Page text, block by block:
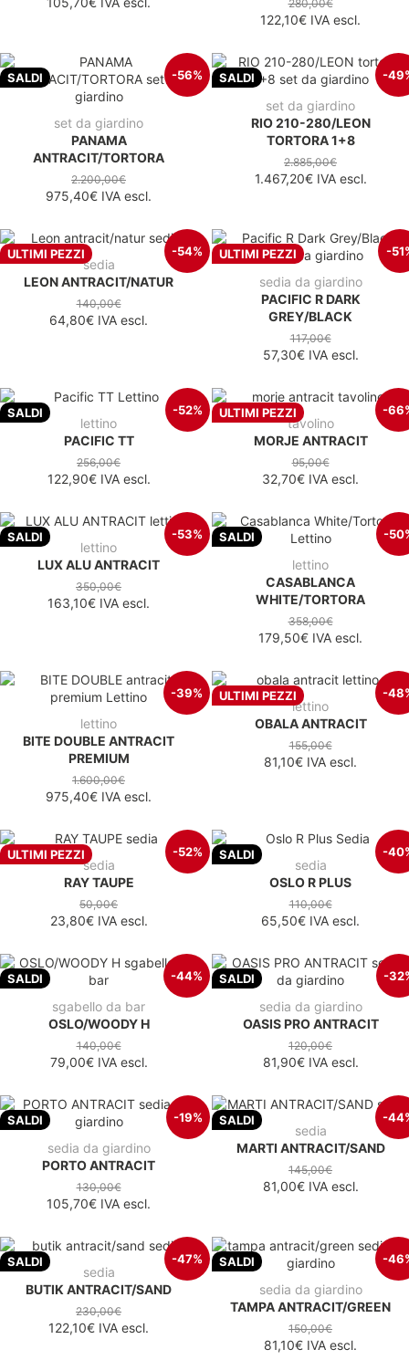
280,00€
122,10€ IVA escl.
SALDI -56%
set da giardino
PANAMA
ANTRACIT/TORTORA
2.200,00€
975,40€ IVA escl.
SALDI -
set da giardino
RIO 210-280/LEON
TORTORA 1+8
2.885,00€
1.467,20€IVA escl.
ULTIMI PEZZI -54%
sedia
LEON ANTRACIT/NATUR
140,00€
64,80€ IVA escl.
ULTIMI PEZZI -
sedia da giardino
PACIFIC R DARK
GREY/BLACK
117,00€
57,30€IVA escl.
SALDI -52%
lettino
PACIFIC TT
256,00€
122,90€IVA escl.
ULTIMI PEZZI -
tavolino
MORJE ANTRACIT
95,00€
32,70€ IVA escl.
SALDI -53%
lettino
LUX ALU ANTRACIT
350,00€
163,10€ IVA escl.
SALDI -
lettino
CASABLANCA
WHITE/TORTORA
358,00€
179,50€ IVA escl.
-39%
lettino
BITE DOUBLE ANTRACIT
PREMIUM
1.600,00€
975,40€ IVA escl.
ULTIMI PEZZI -
lettino
OBALA ANTRACIT
155,00€
81,10€ IVA escl.
ULTIMI PEZZI -52%
sedia
RAY TAUPE
50,00€
23,80€IVA escl.
SALDI -
sedia
OSLO R PLUS
110,00€
65,50€ IVA escl.
SALDI -44%
sgabello da bar
OSLO/WOODY H
140,00€
79,00€IVA escl.
SALDI -
sedia da giardino
OASIS PRO ANTRACIT
120,00€
81,90€IVA escl.
SALDI -19%
sedia da giardino
PORTO ANTRACIT
130,00€
105,70€ IVA escl.
SALDI -
sedia
MARTI ANTRACIT/SAND
145,00€
81,00€IVA escl.
SALDI -47%
sedia
BUTIK ANTRACIT/SAND
230,00€
122,10€ IVA escl.
SALDI -
sedia da giardino
TAMPA ANTRACIT/GREEN
150,00€
81,10€ IVA escl.